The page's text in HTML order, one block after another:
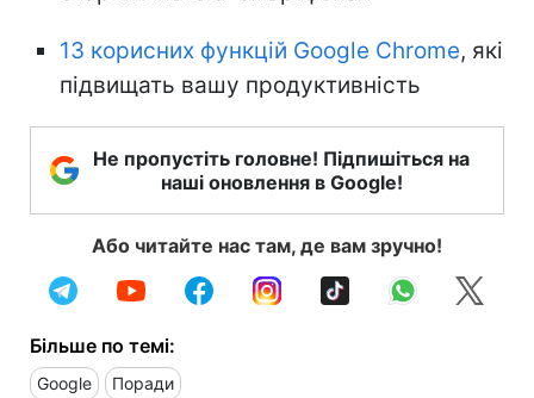
13 корисних функцій Google Chrome, які
підвищать вашу продуктивність
Не пропустіть головне! Підпишіться на
наші оновлення в Google!
Або читайте нас там, де вам зручно!
Більше по темі:
Google Поради